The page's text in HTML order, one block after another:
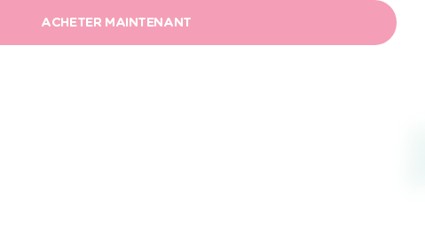
ACHETER MAINTENANT